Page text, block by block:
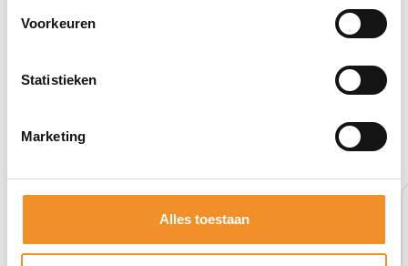
Voorkeuren
Statistieken
Marketing
Alles toestaan
Bekijk ook eens deze producten